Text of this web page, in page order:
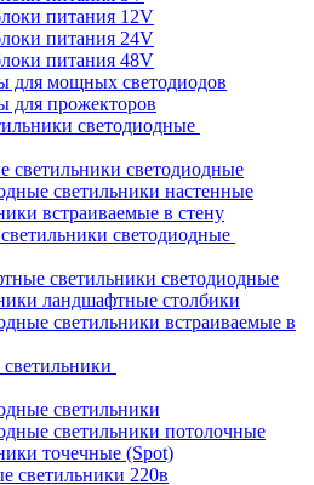
питания 12V
питания 24V
питания 48V
для мощных светодиодов
для прожекторов
светодиодные
светильники светодиодные
светильники настенные
встраиваемые в стену
светодиодные
светильники светодиодные
ландшафтные столбики
светильники встраиваемые в
светильники
светильники потолочные
точечные (Spot)
светильники 220в